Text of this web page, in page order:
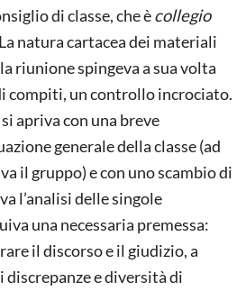
di classe, che ècollegio
natura cartacea dei materiali
riunione spingeva a sua volta
compiti, un controllo incrociato.
apriva con una breve
generale della classe (ad
il gruppo) e con uno scambio di
l’analisi delle singole
una necessaria premessa:
il discorso e il giudizio, a
e diversità di